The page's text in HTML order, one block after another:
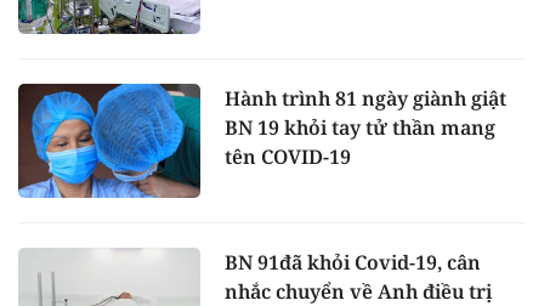
Hành trình 81 ngày giành giật
BN 19 khỏi tay tử thần mang
tên COVID-19
BN 91đã khỏi Covid-19, cân
nhắc chuyển về Anh điều trị